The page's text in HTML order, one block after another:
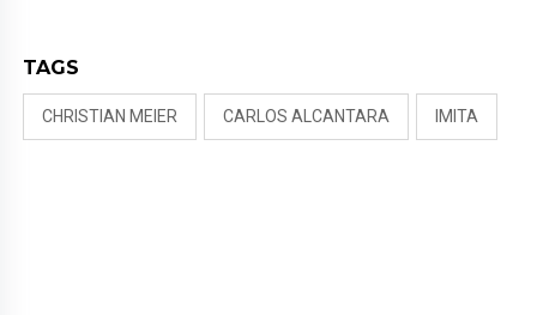
TAGS
CHRISTIAN MEIER CARLOS ALCANTARA IMITA